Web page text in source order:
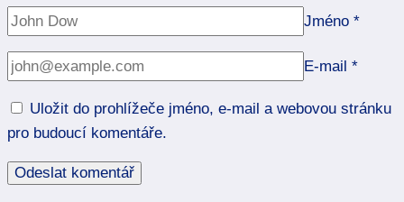
Jméno *
E-mail *
Uložit do prohlížeče jméno, e-mail a webovou stránku
pro budoucí komentáře.